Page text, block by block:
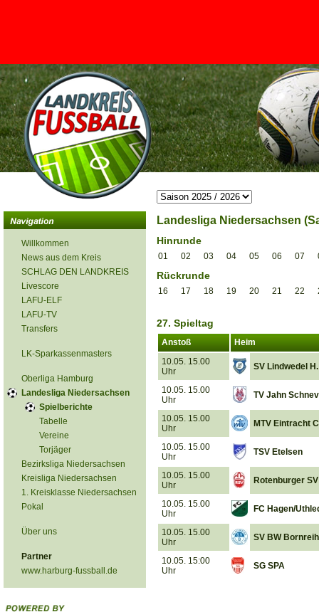
<
Willkommen
News aus dem Kreis
SCHLAG DEN LANDKREIS
Livescore
LAFU-ELF
LAFU-TV
Transfers
LK-Sparkassenmasters
Oberliga Hamburg
Landesliga Niedersachsen
Spielberichte
Tabelle
Vereine
Torjäger
Bezirksliga Niedersachsen
Kreisliga Niedersachsen
1. Kreisklasse Niedersachsen
Pokal
Über uns
Partner
www.harburg-fussball.de
Landesliga Niedersachsen
Hinrunde
01 02 03 04 05 06 07
Rückrunde
16 17 18 19 20 21 22
27. Spieltag
Anstoß
Heim
10.05. 15.00
Uhr
SV Lindwedel H.
10.05. 15.00
Uhr
TV Jahn
10.05. 15.00
Uhr
MTV Eintracht
10.05. 15.00
Uhr
TSV Etelsen
10.05. 15.00
Uhr
Rotenburger SV
10.05. 15.00
Uhr
FC Hagen/
10.05. 15.00
Uhr
SV BW
10.05. 15:00
Uhr
SG SPA